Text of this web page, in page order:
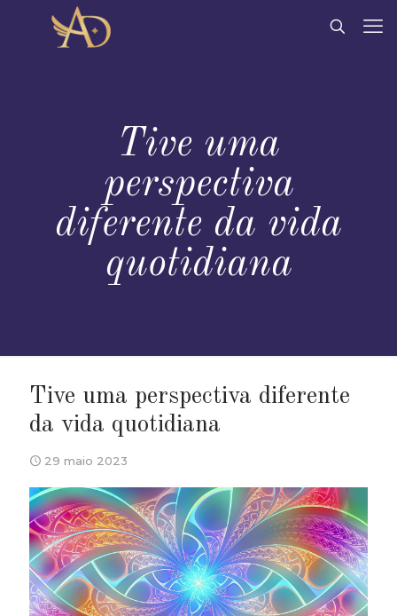
Tive uma
perspectiva
diferente da vida
quotidiana
Tive uma perspectiva diferente
da vida quotidiana
29 maio 2023